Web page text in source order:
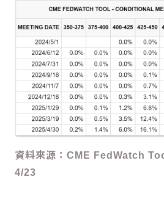
資料來源：CME FedWatch
4/23